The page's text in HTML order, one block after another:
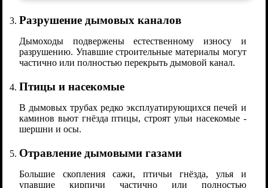
Разрушение дымовых каналов
Дымоходы подвержены естественному износу и
разрушению. Упавшие строительные материалы могут
частично или полностью перекрыть дымовой канал.
Птицы и насекомые
В дымовых трубах редко эксплуатирующихся печей и
каминов вьют гнёзда птицы, строят ульи насекомые -
шершни и осы.
Отравление дымовыми газами
Большие скопления сажи, птичьи гнёзда, улья и
упавшие кирпичи частично или полностью